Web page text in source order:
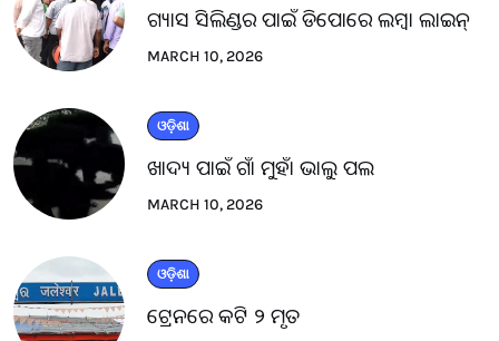
ଗ୍ୟାସ ସିଲିଣ୍ଡର ପାଇଁ ଡିପୋରେ ଲମ୍ବା ଲାଇନ୍
MARCH 10, 2026
ଓଡ଼ିଶା
ଖାଦ୍ୟ ପାଇଁ ଗାଁ ମୁହାଁ ଭାଲୁ ପଲ
MARCH 10, 2026
ଓଡ଼ିଶା
ଟ୍ରେନରେ କଟି ୨ ମୃତ